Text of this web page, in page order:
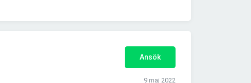
Ansök
9 maj 2022